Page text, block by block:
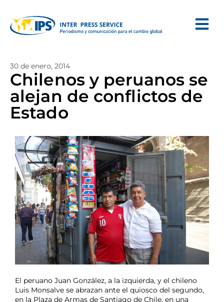
30 de enero, 2014
Chilenos y peruanos se
alejan de conflictos de
Estado
El peruano Juan González, a la izquierda, y el chileno
Luis Monsalve se abrazan ante el quiosco del segundo,
en la Plaza de Armas de Santiago de Chile, en una